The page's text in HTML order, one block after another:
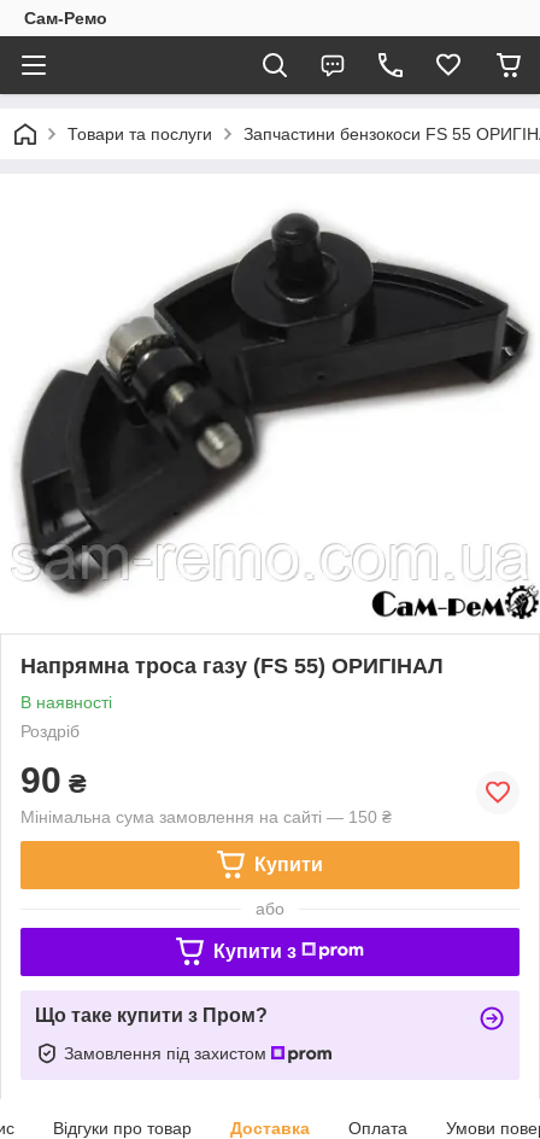
Сам-Ремо
Товари та послуги Запчастини бензокоси FS 55
Напрямна троса газу (FS 55) ОРИГІНАЛ
В наявності
Роздріб
90 ₴
Мінімальна сума замовлення на сайті — 150 ₴
Купити
або
Купити з
Що таке купити з Пром?
Замовлення під захистом
Відгуки про товар Доставка Оплата Умови